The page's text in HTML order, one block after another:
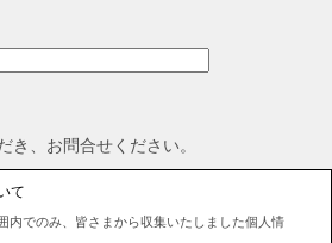
き、お問合せください。
て
内でのみ、皆さまから収集いたしました個人情